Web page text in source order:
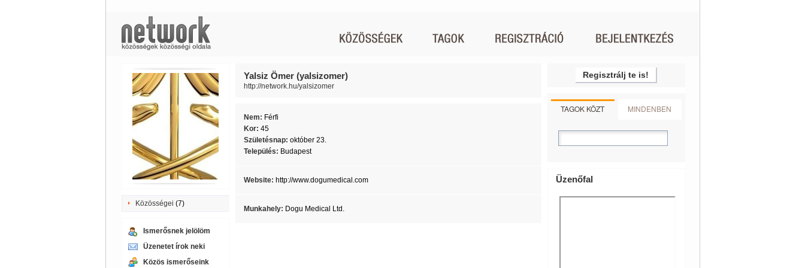
Közösségei (7)
Ismerősnek jelölöm
Üzenetet írok neki
Közös ismerőseink
Yalsiz Ömer (yalsizomer)
http://network.hu/yalsizomer
Nem: Férfi
Kor: 45
Születésnap: október 23.
Település: Budapest
Website: http://www.dogumedical.com
Munkahely: Dogu Medical Ltd.
Regisztrálj te is!
TAGOK KÖZT MINDENBEN
Üzenőfal